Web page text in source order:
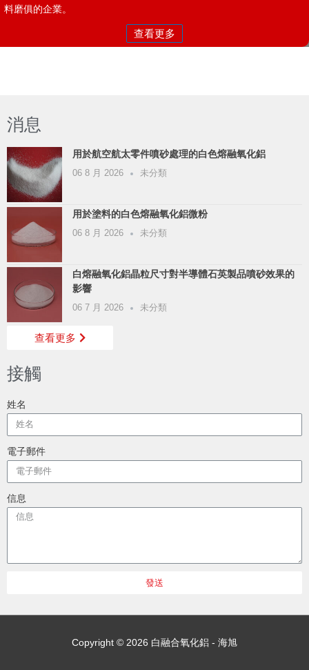
料磨俱的企業。
查看更多
消息
用於航空航太零件噴砂處理的白色熔融氧化鋁
06 8 月 2026 未分類
用於塗料的白色熔融氧化鋁微粉
06 8 月 2026 未分類
白熔融氧化鋁晶粒尺寸對半導體石英製品噴砂效果的
影響
06 7 月 2026 未分類
查看更多
接觸
姓名
電子郵件
信息
發送
Copyright © 2026 白融合氧化鋁 - 海旭